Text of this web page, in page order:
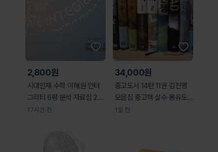
2,800원
시대인재 수학 이해원 인터
그리티 6평 분석 자료집 26
학년도 6평 핵심
17시간 전
34,000원
중고도서 14탄 11권 김진명
모음집 중고책 살수 몽유도
원 고구려 카지노
1일 전